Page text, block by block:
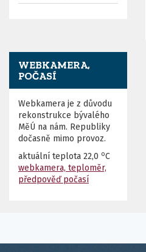
WEBKAMERA,
POČASÍ
Webkamera je z důvodu
rekonstrukce bývalého
MěÚ na nám. Republiky
dočasně mimo provoz.
aktuální teplota 22,0 oC
webkamera, teploměr,
předpověď počasí